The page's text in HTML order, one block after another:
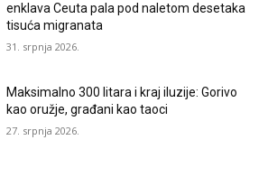
enklava Ceuta pala pod naletom desetaka
tisuća migranata
31. srpnja 2026.
Maksimalno 300 litara i kraj iluzije: Gorivo
kao oružje, građani kao taoci
27. srpnja 2026.